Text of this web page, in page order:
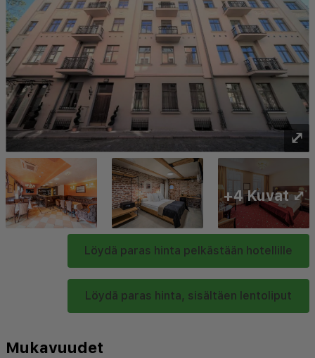
⤢
Löydä paras hinta pelkästään hotellille
Löydä paras hinta, sisältäen lentoliput
+4 Kuvat ⤢
Mukavuudet